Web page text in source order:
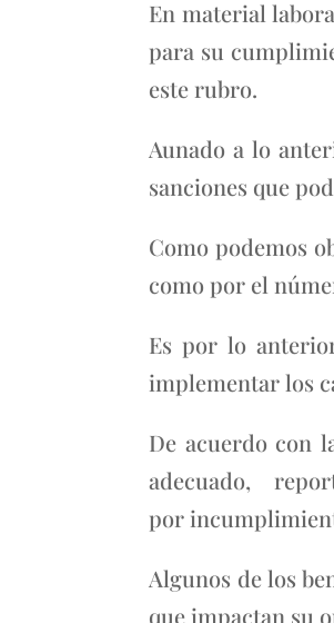
En material
para su
este rubro.
Aunado a lo
sanciones que
Como podemos
como por el
Es por lo
implementar los
De acuerdo con
adecuado,
por
Algunos de los
que impactan su